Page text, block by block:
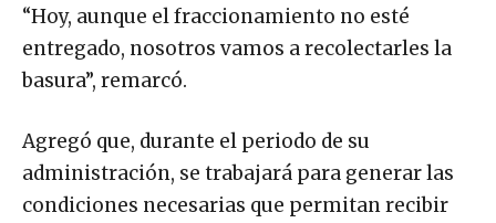
“Hoy, aunque el fraccionamiento no esté
entregado, nosotros vamos a recolectarles la
basura”, remarcó.
Agregó que, durante el periodo de su
administración, se trabajará para generar las
condiciones necesarias que permitan recibir